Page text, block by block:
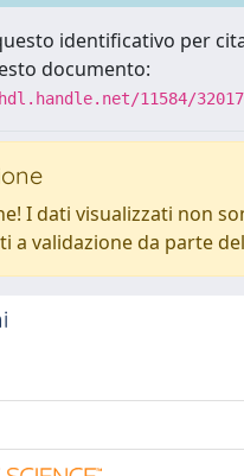
identificativo per
documento:
11584/
I dati visualizzati non
a validazione da parte